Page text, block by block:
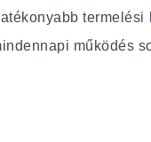
működés